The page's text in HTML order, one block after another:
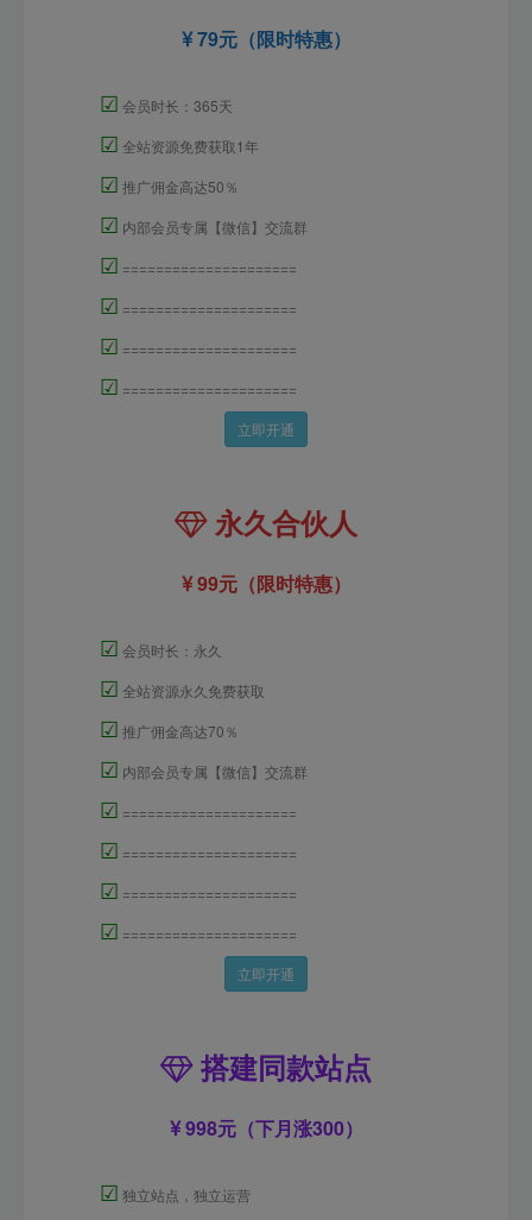
79元（限时特惠）
☑ 会员时长：365天
☑ 全站资源免费获取1年
☑ 推广佣金高达50％
☑ 内部会员专属【微信】交流群
☑ =====================
☑ =====================
☑ =====================
☑ =====================
立即开通
永久合伙人
99元（限时特惠）
☑ 会员时长：永久
☑ 全站资源永久免费获取
☑ 推广佣金高达70％
☑ 内部会员专属【微信】交流群
☑ =====================
☑ =====================
☑ =====================
☑ =====================
立即开通
搭建同款站点
998元（下月涨300）
☑ 独立站点，独立运营